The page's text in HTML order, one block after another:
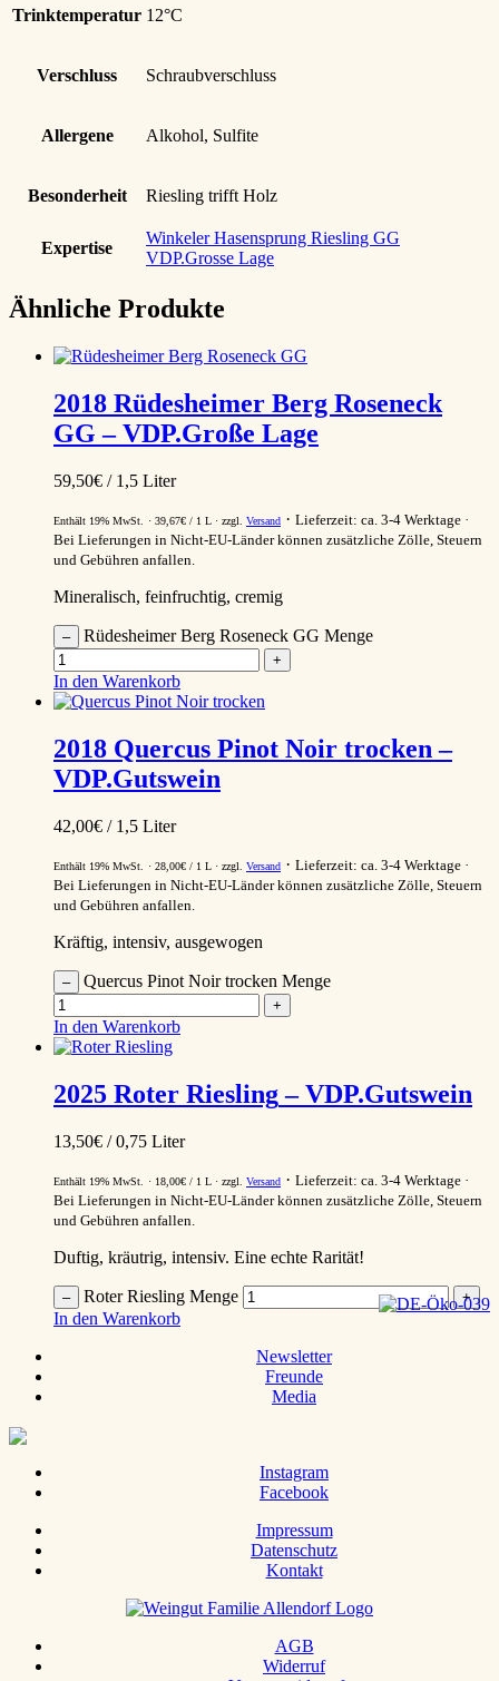
Trinktemperatur 12°C
Verschluss Schraubverschluss
Allergene Alkohol, Sulfite
Besonderheit Riesling trifft Holz
Expertise
Winkeler Hasensprung Riesling GG
VDP.Grosse Lage
Ähnliche Produkte
2018 Rüdesheimer Berg Roseneck
GG – VDP.Große Lage
59,50€ / 1,5 Liter
Enthält 19% MwSt. 39,67€ / 1 L zzgl. Versand
Lieferzeit: ca. 3-4 Werktage
Bei Lieferungen in Nicht-EU-Länder können zusätzliche Zölle, Steuern
und Gebühren anfallen.
Mineralisch, feinfruchtig, cremig
– Rüdesheimer Berg Roseneck GG Menge
+
In den Warenkorb
2018 Quercus Pinot Noir trocken –
VDP.Gutswein
42,00€ / 1,5 Liter
Enthält 19% MwSt. 28,00€ / 1 L zzgl. Versand
Lieferzeit: ca. 3-4 Werktage
Bei Lieferungen in Nicht-EU-Länder können zusätzliche Zölle, Steuern
und Gebühren anfallen.
Kräftig, intensiv, ausgewogen
– Quercus Pinot Noir trocken Menge
+
In den Warenkorb
2025 Roter Riesling– VDP.Gutswein
13,50€ / 0,75 Liter
Enthält 19% MwSt. 18,00€ / 1 L zzgl. Versand
Lieferzeit: ca. 3-4 Werktage
Bei Lieferungen in Nicht-EU-Länder können zusätzliche Zölle, Steuern
und Gebühren anfallen.
Duftig, kräutrig, intensiv. Eine echte Rarität!
– Roter Riesling Menge +
In den Warenkorb
Newsletter
Freunde
Media
Instagram
Facebook
Impressum
Datenschutz
Kontakt
AGB
Widerruf